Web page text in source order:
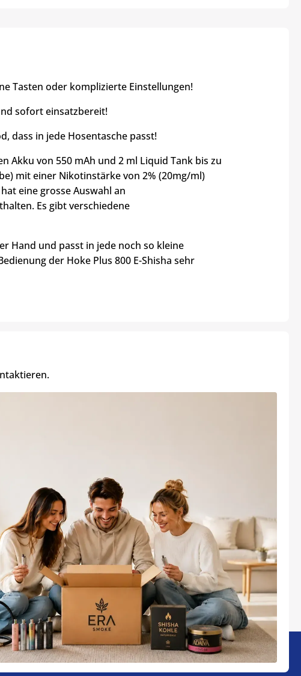
Tasten oder komplizierte Einstellungen!
sofort einsatzbereit!
dass in jede Hosentasche passt!
Akku von 550 mAh und 2 ml Liquid Tank bis zu
mit einer Nikotinstärke von 2% (20mg/ml)
eine grosse Auswahl an
Es gibt verschiedene
Hand und passt in jede noch so kleine
der Hoke Plus 800 E-Shisha sehr